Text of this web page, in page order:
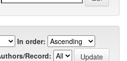
In order:
Record: